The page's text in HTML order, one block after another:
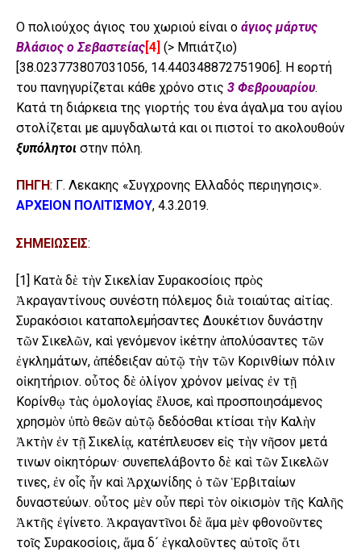
Ο πολιούχος άγιος του χωριού είναι ο άγιος μάρτυς
Βλάσιος ο Σεβαστείας[4] (> Μπιάτζιο)
[38.023773807031056, 14.440348872751906]. Η εορτή
του πανηγυρίζεται κάθε χρόνο στις 3 Φεβρουαρίου.
Κατά τη διάρκεια της γιορτής του ένα άγαλμα του αγίου
στολίζεται με αμυγδαλωτά και οι πιστοί το ακολουθούν
ξυπόλητοι στην πόλη.
ΠΗΓΗ: Γ. Λεκακης «Συγχρονης Ελλαδός περιηγησις».
ΑΡΧΕΙΟΝ ΠΟΛΙΤΙΣΜΟΥ, 4.3.2019.
ΣΗΜΕΙΩΣΕΙΣ:
[1]
Κατὰ δὲ τὴν Σικελίαν Συρακοσίοις πρὸς
Ἀκραγαντίνους συνέστη πόλεμος διὰ τοιαύτας αἰτίας.
Συρακόσιοι καταπολεμήσαντες Δουκέτιον δυνάστην
τῶν Σικελῶν, καὶ γενόμενον ἱκέτην ἀπολύσαντες τῶν
ἐγκλημάτων, ἀπέδειξαν αὐτῷ τὴν τῶν Κορινθίων πόλιν
οἰκητήριον. οὗτος δὲ ὀλίγον χρόνον μείνας ἐν τῇ
Κορίνθῳ τὰς ὁμολογίας ἔλυσε, καὶ προσποιησάμενος
χρησμὸν ὑπὸ θεῶν αὐτῷ δεδόσθαι κτίσαι τὴν Καλὴν
Ἀκτὴν ἐν τῇ Σικελίᾳ, κατέπλευσεν εἰς τὴν νῆσον μετά
τινων οἰκητόρων· συνεπελάβοντο δὲ καὶ τῶν Σικελῶν
τινες, ἐν οἷς ἦν καὶ Ἀρχωνίδης ὁ τῶν Ἑρβιταίων
δυναστεύων. οὗτος μὲν οὖν περὶ τὸν οἰκισμὸν τῆς Καλῆς
Ἀκτῆς ἐγίνετο. Ἀκραγαντῖνοι δὲ ἅμα μὲν φθονοῦντες
τοῖς Συρακοσίοις, ἅμα δ´ ἐγκαλοῦντες αὐτοῖς ὅτι